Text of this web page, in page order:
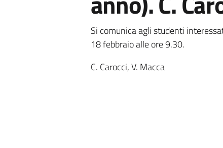
Si comunica agli studenti
18 febbraio alle ore 9.30.
C. Carocci, V. Macca